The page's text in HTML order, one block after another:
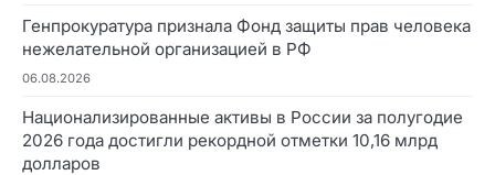
Генпрокуратура признала Фонд защиты прав человека
нежелательной организацией в РФ
06.08.2026
Национализированные активы в России за полугодие
2026 года достигли рекордной отметки 10,16 млрд
долларов